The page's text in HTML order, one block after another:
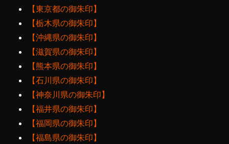
【東京都の御朱印】
【栃木県の御朱印】
【沖縄県の御朱印】
【滋賀県の御朱印】
【熊本県の御朱印】
【石川県の御朱印】
【神奈川県の御朱印】
【福井県の御朱印】
【福岡県の御朱印】
【福島県の御朱印】